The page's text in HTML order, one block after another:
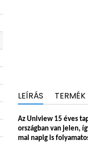
LEÍRÁS TERMÉK
Az Uniview 15 éves
országban van jelen,
mai napig is